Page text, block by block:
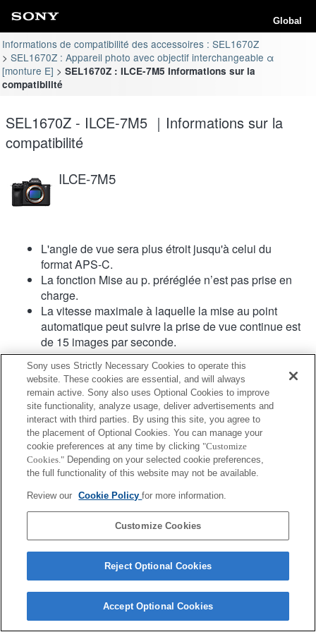
Global
Informations de compatibilité des accessoires : SEL1670Z
SEL1670Z : Appareil photo avec objectif interchangeable α
[monture E]
SEL1670Z : ILCE-7M5 Informations sur la
compatibilité
SEL1670Z - ILCE-7M5 ｜Informations sur la
compatibilité
ILCE-7M5
L'angle de vue sera plus étroit jusqu'à celui du
format APS-C.
La fonction Mise au p. préréglée n’est pas prise en
charge.
La vitesse maximale à laquelle la mise au point
automatique peut suivre la prise de vue continue est
de 15 images par seconde.
Produit Assistance
Contact Us
Copyright 2026 Sony Corporation
Sony uses Strictly Necessary Cookies to operate this
website. These cookies are essential, and will always
remain active. Sony also uses Optional Cookies to improve
site functionality, analyze usage, deliver advertisements and
interact with third parties. By using this site, you agree to
the placement of Optional Cookies. You can manage your
cookie preferences at any time by clicking "Customize
Cookies." Depending on your selected cookie preferences,
the full functionality of this website may not be available.
Review our Cookie Policyfor more information.
Customize Cookies
Reject Optional Cookies
Accept Optional Cookies